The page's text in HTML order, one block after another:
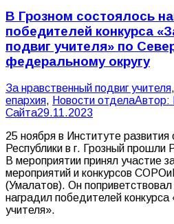
В Грозном состоялось
победителей конкурса
подвиг учителя» по
федеральному округу
За нравственный подвиг учителя,
епархия, Новости отделаАвтор:
Сайта29.11.2023
25 ноября в Институте развития
Республики в г. Грозный прошли
В мероприятии принял участие
мероприятий и конкурсов
(Умалатов). Он
наградил победителей
учителя».